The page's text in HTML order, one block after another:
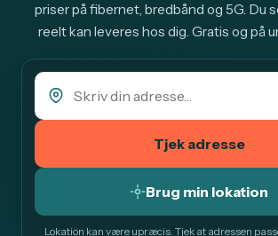
priser på fibernet, bredbånd og 5G. Du
reelt kan leveres hos dig. Gratis og på
Tjek adresse
Brug min lokation
Lokation kan være upræcis. Tjek at adressen